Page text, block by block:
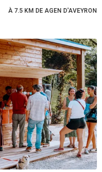
À 7.5 KM DE AGEN D'AVEYRON